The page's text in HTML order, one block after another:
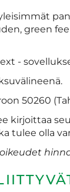
green
-
50260
kirjoittaa
tulee olla